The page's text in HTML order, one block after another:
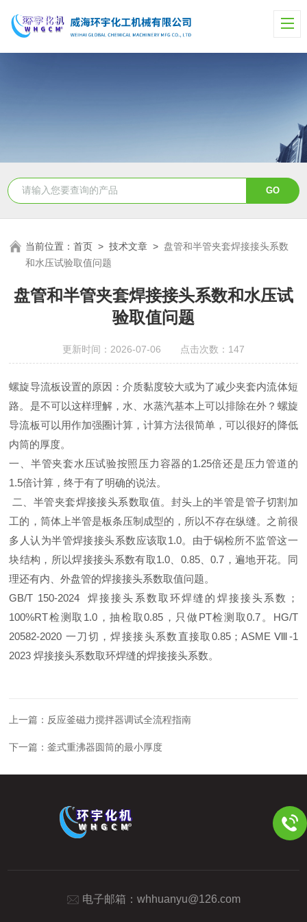
当前位置：首页 >技术文章 > 盘管和半管夹套焊接接头系数
和水压试验取值问题
盘管和半管夹套焊接接头系数和水压试
验取值问题
更新时间：2026-07-06 点击次数：147
螺旋导流板设置的原因：介质黏度较大或为了减少夹套内流体短
路。是不可以这样理解，水、水蒸汽基本上可以排除在外？螺旋
导流板可以用作加强圈计算，计算方法很简单，可以很好的降低
内筒的厚度。
一、半管夹套水压试验按照压力容器的1.25倍还是压力管道的
1.5倍计算，终于有了明确的说法。
二、半管夹套焊接接头系数取值。封头上的半管是管子切割加
工的，筒体上半管是板条压制成型的，所以不存在纵缝。之前很
多人认为半管焊接接头系数应该取 1.0。由于锅检所不监管这一
块结构，所以焊接接头系数有取1.0、 0.85、0.7 ，遍地开花。同
理还有内、外盘管的焊接接头系数取值问题。
GB/T 150-2024 焊接接头系数取环焊缝的焊接接头系数；
100%RT检测取 1.0 ，抽检取0.85 ，只做 PT检测取0.7 。 HG/T
20582-2020 一刀切，焊接接头系数直接取 0.85； ASMEⅧ-1
2023焊接接头系数取环焊缝的焊接接头系数。
上一篇： 反应釜磁力搅拌器调试全流程指南
下一篇：釜式重沸器圆筒的最小厚度
电子邮箱： whhuanyu@126.com